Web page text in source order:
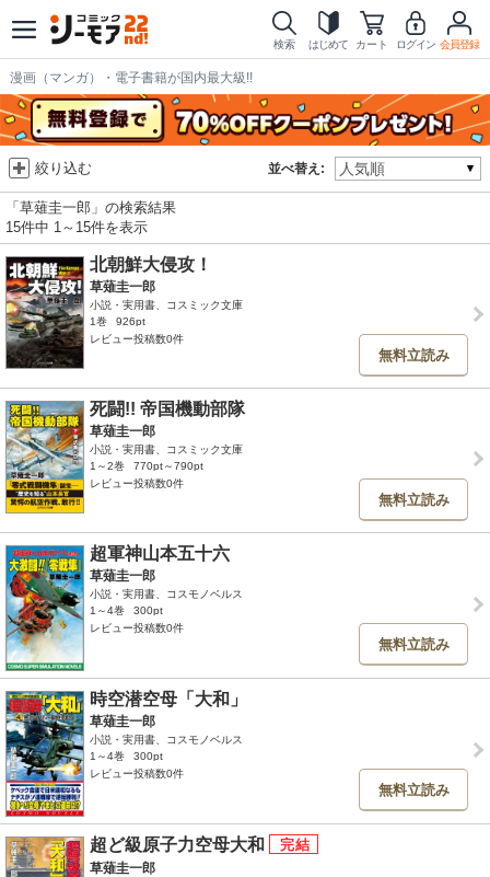
検索 はじめて カート ログイン 会員登録
漫画（マンガ）・電子書籍が国内最大級!!
並べ替え:
絞り込む
「草薙圭一郎」の検索結果
15件中 1～15件を表示
北朝鮮大侵攻！
草薙圭一郎
小説・実用書、コスミック文庫
1巻
926pt
レビュー投稿数0件
無料立読み
死闘!! 帝国機動部隊
草薙圭一郎
小説・実用書、コスミック文庫
1～2巻
770pt～790pt
レビュー投稿数0件
無料立読み
超軍神山本五十六
草薙圭一郎
小説・実用書、コスモノベルス
1～4巻
300pt
レビュー投稿数0件
無料立読み
時空潜空母「大和」
草薙圭一郎
小説・実用書、コスモノベルス
1～4巻
300pt
レビュー投稿数0件
無料立読み
超ど級原子力空母大和
草薙圭一郎